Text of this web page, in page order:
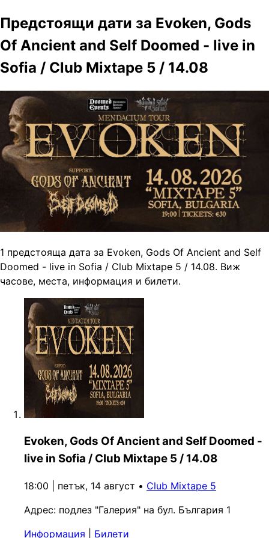
Предстоящи дати за Evoken, Gods
Of Ancient and Self Doomed - live in
Sofia / Club Mixtape 5 / 14.08
1 предстояща дата за Evoken, Gods Of Ancient and Self
Doomed - live in Sofia / Club Mixtape 5 / 14.08. Виж
часове, места, информация и билети.
Evoken, Gods Of Ancient and Self Doomed -
live in Sofia / Club Mixtape 5 / 14.08
18:00 | петък, 14 август • Club Mixtape 5
Адрес: подлез "Галерия" на бул. България 1
Информация
Билети